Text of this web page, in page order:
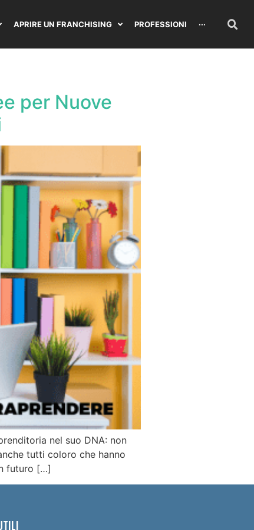
APRIRE UN FRANCHISING PROFESSIONI ···
per Nuove
nel suo DNA: non
tutti coloro che hanno
futuro […]